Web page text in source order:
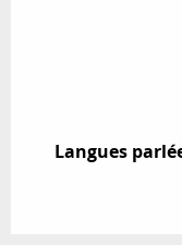
Langues
Langues